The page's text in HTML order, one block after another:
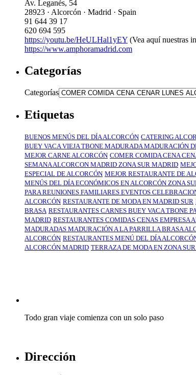
Av. Leganés, 54
28923 · Alcorcón · Madrid · Spain
91 644 39 17
620 694 595
https://youtu.be/HeULHal1yEY (Vea aquí nuestras
https://www.amphoramadrid.com
Categorías
Categorías
Etiquetas
BUENOS MENÚS DEL DÍA ALCORCÓN CATERING
BUEY VACA VIEJA TBONE MADURADA MADURACIÓN
MEJOR CARNE ALCORCÓN COMER COMIDA CENA
SEMANA ALCORCON MADRID ZONA SUR MADRID
ESPECIAL DE ALCORCÓN MEJOR RESTAURANTE DE
MENÚS DEL DÍA ECONÓMICOS EN ALCORCÓN ZONA
PARA REUNIONES FAMILIARES EVENTOS
ALCORCÓN RESTAURANTE DE MODA EN MADRID SUR
BRASA RESTAURANTES CARNES BUEY VACA TBONE
MADRID RESTAURANTES COMIDAS CENAS EMPRESA
MADURADAS MADURACIÓN A LA PARRILLA BRASA
ALCORCÓN RESTAURANTES MENÚ DEL DÍA
ALCORCÓN MADRID TERRAZA DE MODA EN ZONA
Todo gran viaje comienza con un solo paso
Dirección